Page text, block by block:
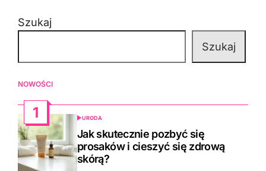
Szukaj
Szukaj
NOWOŚCI
1
POSTED
IN
URODA
Jak skutecznie pozbyć się
prosaków i cieszyć się zdrową
skórą?